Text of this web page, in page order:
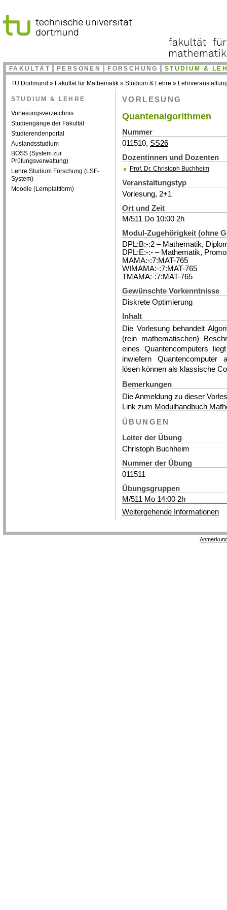
FAKULTÄT PERSONEN FORSCHUNG STUDIUM &
TU Dortmund » Fakultät für Mathematik » Studium & Lehre »
STUDIUM & LEHRE
Vorlesungsverzeichnis
Studiengänge der Fakultät
Studierendenportal
Auslandsstudium
BOSS (System zur
Prüfungsverwaltung)
Lehre Studium Forschung (LSF-
System)
Moodle (Lernplattform)
VORLESUNG
Quantenalgorithmen
Nummer
011510, SS26
Dozentinnen und Dozenten
Prof. Dr. Christoph Buchheim
Veranstaltungstyp
Vorlesung, 2+1
Ort und Zeit
M/511 Do 10:00 2h
Modul-Zugehörigkeit (ohne
DPL:B:-:2 – Mathematik,
DPL:E:-:- – Mathematik,
MAMA:-:7:MAT-765
WIMAMA:-:7:MAT-765
TMAMA:-:7:MAT-765
Gewünschte Vorkenntnisse
Diskrete Optimierung
Inhalt
Die Vorlesung behandelt
(rein mathematischen)
eines Quantencomputers
inwiefern Quantencomputer
lösen können als klassische
Bemerkungen
Die Anmeldung zu dieser
Link zum Modulhandbuch
ÜBUNGEN
Leiter der Übung
Christoph Buchheim
Nummer der Übung
011511
Übungsgruppen
M/511 Mo 14:00 2h
Weitergehende Informationen